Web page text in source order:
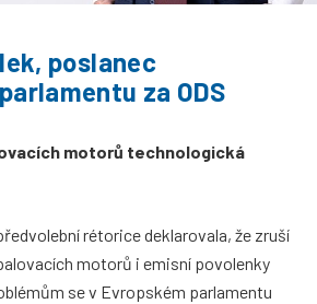
poslanec
za ODS
motorů technologická
rétorice deklarovala, že zruší
motorů i emisní povolenky
se v Evropském parlamentu